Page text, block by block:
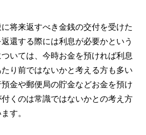
将来返すべき金銭の交付を受けた
還する際には利息が必要かという
いては、今時お金を預ければ利息
り前ではないかと考える方も多い
金や郵便局の貯金などお金を預け
くのは常識ではないかとの考え方
す。